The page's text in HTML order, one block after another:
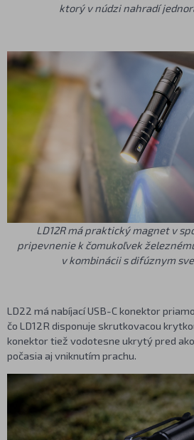
ktorý v núdzi nahradí
LD12R má praktický magnet v
pripevnenie k čomukoľvek
v kombinácii s difúznym
LD22 má nabíjací USB-C konektor
čo LD12R disponuje skrutkovacou
konektor tiež vodotesne ukrytý pred
počasia aj vniknutím prachu.